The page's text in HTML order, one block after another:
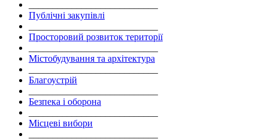
Публічні закупівлі
Просторовий розвиток території
Містобудування та архітектура
Благоустрій
Безпека і оборона
Місцеві вибори